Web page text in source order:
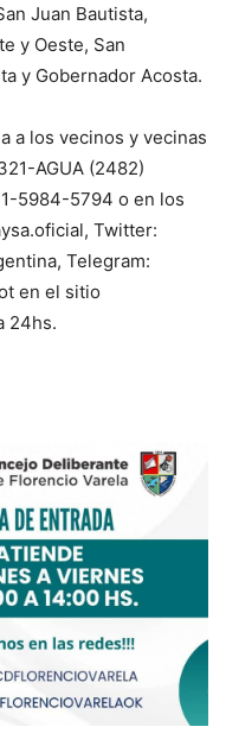
Juan Bautista,
y Oeste, San
y Gobernador Acosta.
a los vecinos y vecinas
AGUA (2482)
5984-5794 o en los
Twitter:
Telegram:
en el sitio
24hs.